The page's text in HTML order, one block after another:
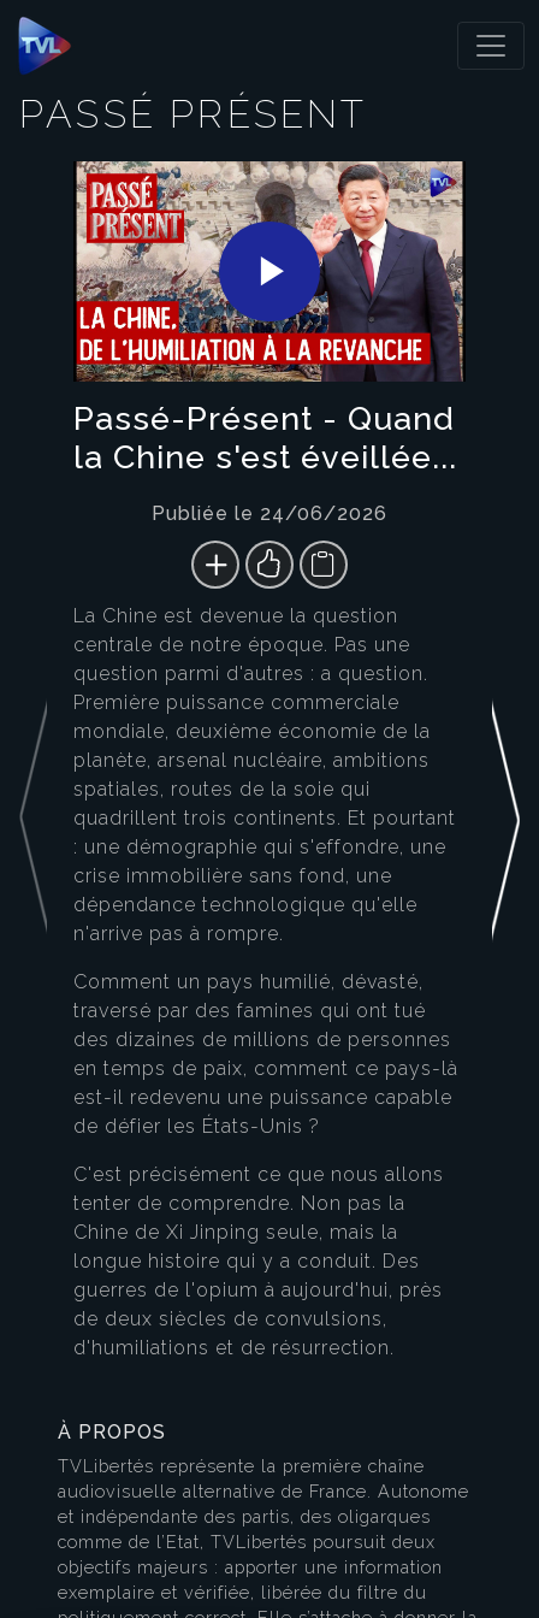
Panneau de gestion des cookies
PASSÉ PRÉSENT
Play
Video
Passé-Présent - Quand
la Chine s'est éveillée...
Publiée le 24/06/2026
La Chine est devenue la question
centrale de notre époque. Pas une
question parmi d'autres : a question.
Première puissance commerciale
mondiale, deuxième économie de la
planète, arsenal nucléaire, ambitions
spatiales, routes de la soie qui
quadrillent trois continents. Et pourtant
: une démographie qui s'effondre, une
crise immobilière sans fond, une
dépendance technologique qu'elle
n'arrive pas à rompre.
Comment un pays humilié, dévasté,
traversé par des famines qui ont tué
des dizaines de millions de personnes
en temps de paix, comment ce pays-là
est-il redevenu une puissance capable
de défier les États-Unis ?
C'est précisément ce que nous allons
tenter de comprendre. Non pas la
Chine de Xi Jinping seule, mais la
longue histoire qui y a conduit. Des
guerres de l'opium à aujourd'hui, près
de deux siècles de convulsions,
d'humiliations et de résurrection.
À PROPOS
TVLibertés représente la première chaîne
audiovisuelle alternative de France. Autonome
et indépendante des partis, des oligarques
comme de l’Etat, TVLibertés poursuit deux
objectifs majeurs : apporter une information
exemplaire et vérifiée, libérée du filtre du